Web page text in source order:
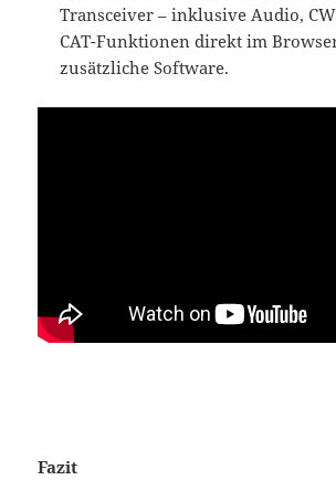
Transceiver – inklusive Audio,
CAT-Funktionen direkt im
zusätzliche Software.
Fazit